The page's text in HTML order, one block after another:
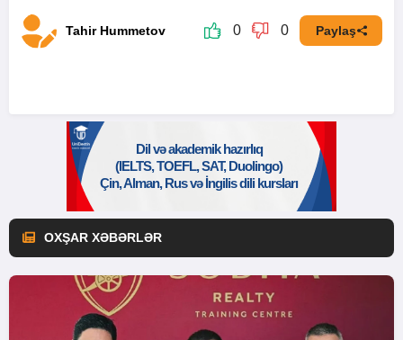
Tahir Hummetov 0 0 Paylaş
OXŞAR XƏBƏRLƏR